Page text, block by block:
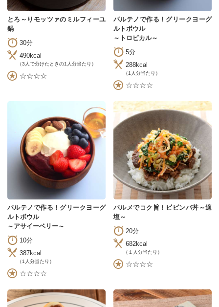
とろ～りモッツァのミルフィーユ
鍋
30分
490kcal
（3人で分けたときの1人分当たり）
☆☆☆☆
パルテノで作る！グリークヨーグ
ルトボウル
～トロピカル～
5分
288kcal
（1人分当たり）
☆☆☆☆
パルテノで作る！グリークヨーグ
ルトボウル
～アサイーベリー～
10分
387kcal
（1人分当たり）
☆☆☆☆
パルメでコク旨！ビビンバ丼～適
塩～
20分
682kcal
（１人分当たり）
☆☆☆☆